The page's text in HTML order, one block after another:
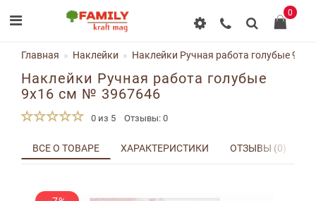
0
Главная Наклейки Наклейки Ручная работа голубые
Наклейки Ручная работа голубые
9x16 см № 3967646
0 из 5 Отзывы: 0
ВСЕ О ТОВАРЕ ХАРАКТЕРИСТИКИ ОТЗЫВЫ (0)